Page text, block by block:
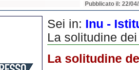
Pubblicato il: 22/
Sei in: Inu -
La solitudine
La solitudine